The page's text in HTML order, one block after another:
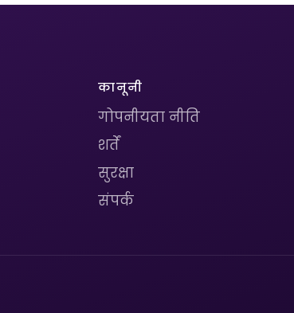
कानूनी
गोपनीयता नीति
शर्तें
सुरक्षा
संपर्क